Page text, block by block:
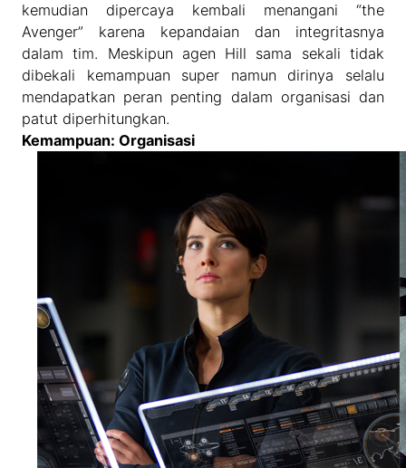
kemudian dipercaya kembali menangani “the
Avenger” karena kepandaian dan integritasnya
dalam tim. Meskipun agen Hill sama sekali tidak
dibekali kemampuan super namun dirinya selalu
mendapatkan peran penting dalam organisasi dan
patut diperhitungkan.
Kemampuan: Organisasi